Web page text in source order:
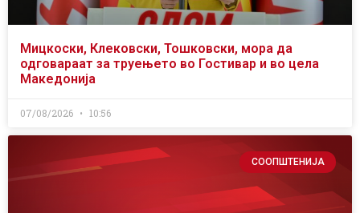
Мицкоски, Клековски, Тошковски, мора да
одговараат за труењето во Гостивар и во цела
Македонија
07/08/2026 10:56
СООПШТЕНИЈА